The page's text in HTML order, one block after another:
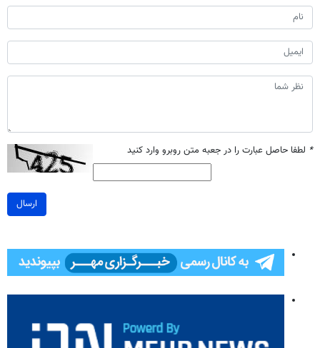
* لطفا حاصل عبارت را در جعبه متن روبرو وارد کنید
ارسال